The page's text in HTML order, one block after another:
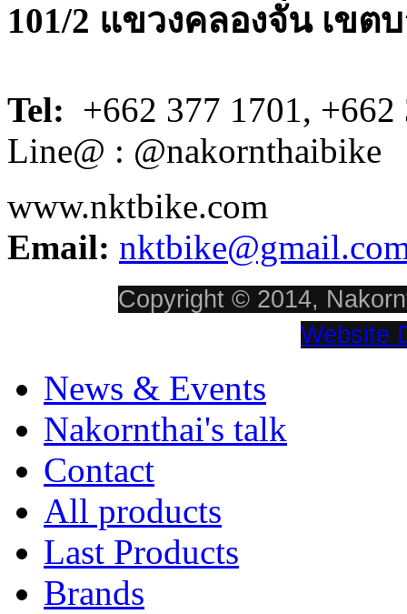
101/2 แขวงคลองจั่น เขต
Tel: +662 377 1701,
Line@ : @nakornthaibike
www.nktbike.com
Email:
Copyright © 2014,
Website
News & Events
Nakornthai's talk
Contact
All products
Last Products
Brands